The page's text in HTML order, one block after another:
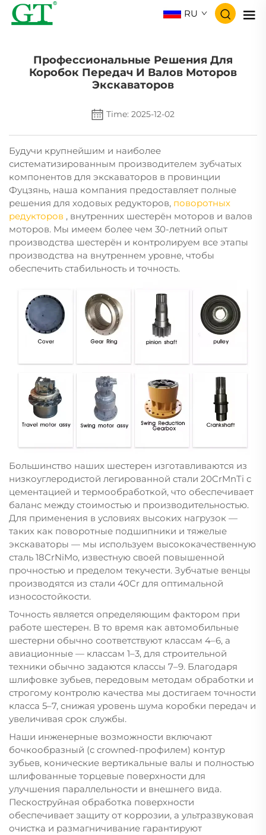
RU
Профессиональные Решения Для
Коробок Передач И Валов Моторов
Экскаваторов
Time: 2025-12-02
Будучи крупнейшим и наиболее
систематизированным производителем зубчатых
компонентов для экскаваторов в провинции
Фуцзянь, наша компания предоставляет полные
решения для ходовых редукторов, поворотных
редукторов , внутренних шестерён моторов и валов
моторов. Мы имеем более чем 30-летний опыт
производства шестерён и контролируем все этапы
производства на внутреннем уровне, чтобы
обеспечить стабильность и точность.
Большинство наших шестерен изготавливаются из
низкоуглеродистой легированной стали 20CrMnTi с
цементацией и термообработкой, что обеспечивает
баланс между стоимостью и производительностью.
Для применения в условиях высоких нагрузок —
таких как поворотные подшипники и тяжелые
экскаваторы — мы используем высококачественную
сталь 18CrNiMo, известную своей повышенной
прочностью и пределом текучести. Зубчатые венцы
производятся из стали 40Cr для оптимальной
износостойкости.
Точность является определяющим фактором при
работе шестерен. В то время как автомобильные
шестерни обычно соответствуют классам 4–6, а
авиационные — классам 1–3, для строительной
техники обычно задаются классы 7–9. Благодаря
шлифовке зубьев, передовым методам обработки и
строгому контролю качества мы достигаем точности
класса 5–7, снижая уровень шума коробки передач и
увеличивая срок службы.
Наши инженерные возможности включают
бочкообразный (с crowned-профилем) контур
зубьев, конические вертикальные валы и полностью
шлифованные торцевые поверхности для
улучшения параллельности и внешнего вида.
Пескоструйная обработка поверхности
обеспечивает защиту от коррозии, а ультразвуковая
очистка и размагничивание гарантируют